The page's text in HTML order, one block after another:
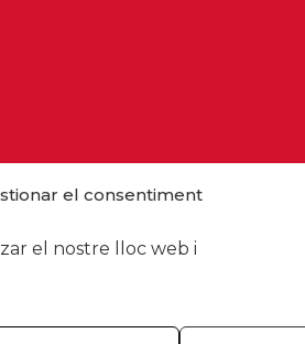
el consentiment
el nostre lloc web i